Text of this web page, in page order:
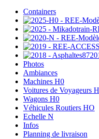
Containers
Photos
Ambiances
Machines H0
Voitures de Voyageurs
Wagons H0
Véhicules Routiers HO
Echelle N
Infos
Planning de livraison